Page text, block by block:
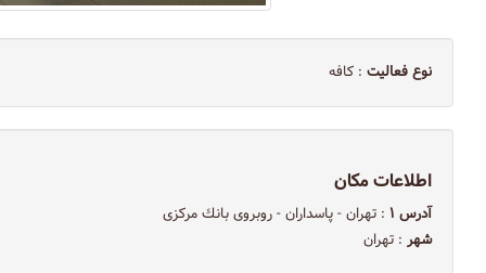
نوع فعالیت : کافه
اطلاعات مکان
آدرس ۱
: تهران - پاسداران - روبروى بانك مركزى
شهر : تهران